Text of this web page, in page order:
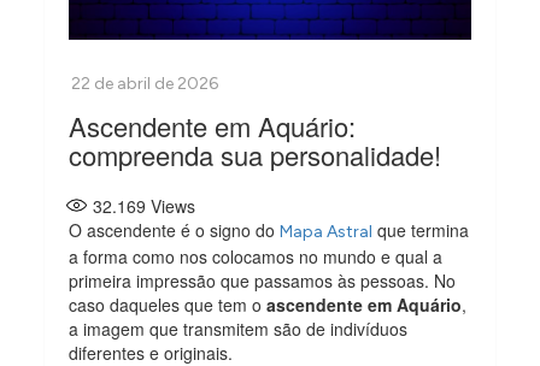
Ascendente em Aquário:
compreenda sua personalidade!
32.169 Views
O ascendente é o signo doMapa Astral que termina
a forma como nos colocamos no mundo e qual a
primeira impressão que passamos às pessoas. No
caso daqueles que tem oascendente em Aquário,
a imagem que transmitem são de indivíduos
diferentes e originais.